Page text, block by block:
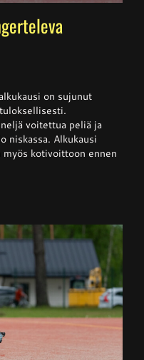
on sujunut
voitettua peliä ja
niskassa. Alkukausi
kotivoittoon ennen